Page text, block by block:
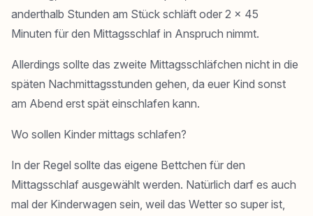
anderthalb Stunden am Stück schläft oder 2 x 45
Minuten für den Mittagsschlaf in Anspruch nimmt.
Allerdings sollte das zweite Mittagsschläfchen nicht in die
späten Nachmittagsstunden gehen, da euer Kind sonst
am Abend erst spät einschlafen kann.
Wo sollen Kinder mittags schlafen?
In der Regel sollte das eigene Bettchen für den
Mittagsschlaf ausgewählt werden. Natürlich darf es auch
mal der Kinderwagen sein, weil das Wetter so super ist,